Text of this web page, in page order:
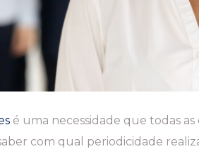
é uma necessidade que todas
com qual periodicidade